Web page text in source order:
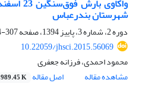
شهرستان بندرعباس
دوره 2، شماره 3، پاییز 1394، صفحه
307-324
10.22059/jhsci.2015.56069
محمود احمدی، فرزانه جعفری
مشاهده مقاله
اصل مقاله 989.45 K